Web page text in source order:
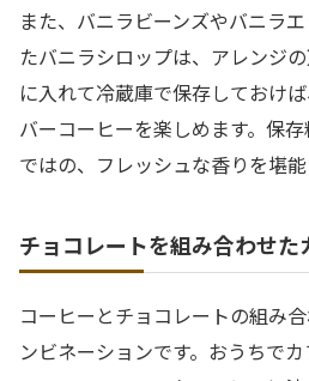
また、バニラビーンズやバニラ
たバニラシロップは、アレンジ
に入れて冷蔵庫で保存しておけ
バーコーヒーを楽しめます。保
ではの、フレッシュな香りを堪能
チョコレートを組み合わせた
コーヒーとチョコレートの組み
ンビネーションです。おうちで